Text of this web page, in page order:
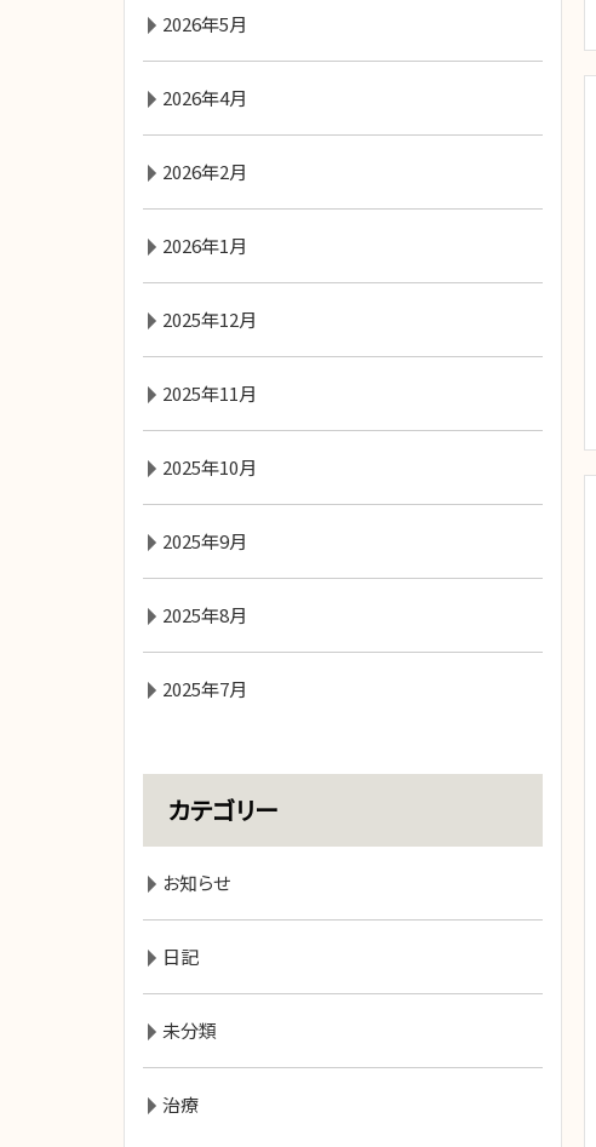
2026年5月
2026年4月
2026年2月
2026年1月
2025年12月
2025年11月
2025年10月
2025年9月
2025年8月
2025年7月
カテゴリー
お知らせ
日記
未分類
治療